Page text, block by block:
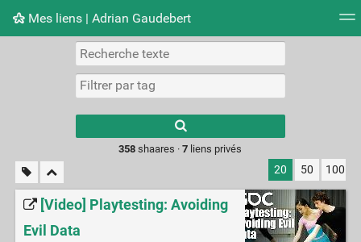
Mes liens | Adrian Gaudebert
Nuage de tags Mur d'images
results.
358 shaares ·7 liens privés
20 50 100
[Video] Playtesting: Avoiding
Evil Data